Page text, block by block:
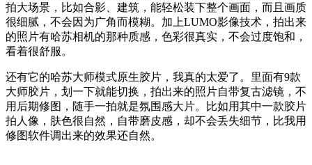
拍大场景，比如合影、建筑，能轻松装下整个画面，而且画质
很细腻，不会因为广角而模糊。加上LUMO影像技术，拍出来
的照片有哈苏相机的那种质感，色彩很真实，不会过度饱和，
看着很舒服。
还有它的哈苏大师模式原生胶片，我真的太爱了。里面有9款
大师胶片，划一下就能切换，拍出来的照片自带复古滤镜，不
用后期修图，随手一拍就是氛围感大片。比如用其中一款胶片
拍人像，肤色很自然，自带磨皮感，却不会丢失细节，比我用
修图软件调出来的效果还自然。